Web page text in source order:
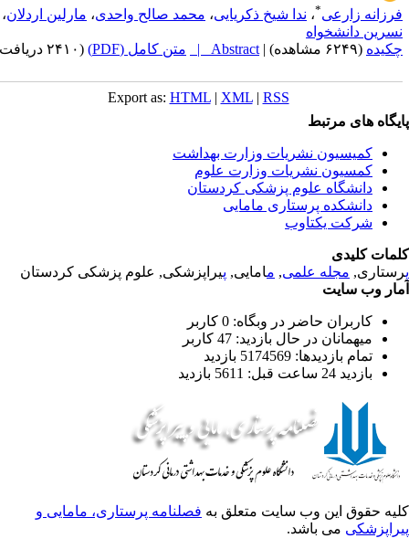
زارعی ،ندا شیخ ذکریایی، محمد صالح واحدی،مارلین اردلان،
دانشخواه
(۶۲۴۹ مشاهده) |
Abstract | متن کامل (PDF) (۲۴۱۰ دریافت)
Export as:HTML |XML|RSS
های مرتبط
کمیسیون نشریات وزارت بهداشت
کمسیون نشریات وزارت علوم
دانشگاه علوم پزشکی کردستان
دانشکده پرستاری مامایی
شرکت یکتاوب
کلیدی
مجله علمی, م امایی, پیراپزشکی, علوم پزشکی کردستان
وب سایت
کاربران حاضر در وبگاه: 0 کاربر
میهمانان در حال بازدید: 47 کاربر
تمام بازدید‌ها: 5174569 بازدید
بازدید 24 ساعت قبل: 5611 بازدید
حقوق این وب سایت متعلق بهفصلنامه پرستاری، مامایی و
می باشد.